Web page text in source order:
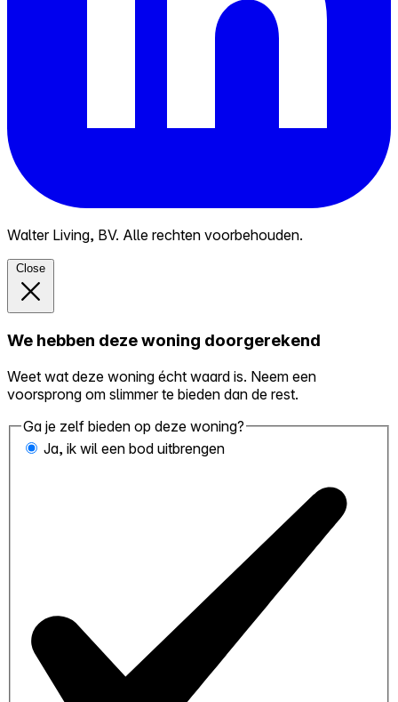
Walter Living, BV. Alle rechten voorbehouden.
Close
We hebben deze woning doorgerekend
Weet wat deze woning écht waard is. Neem een
voorsprong om slimmer te bieden dan de rest.
Ga je zelf bieden op deze woning?
Ja, ik wil een bod uitbrengen